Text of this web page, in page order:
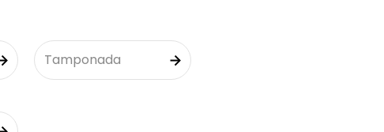
Tamponada